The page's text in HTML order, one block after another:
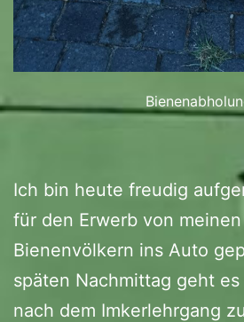
Ich bin heute freudig
für den Erwerb von
Bienenvölkern ins Auto
späten Nachmittag geht
nach dem Imkerlehrgang